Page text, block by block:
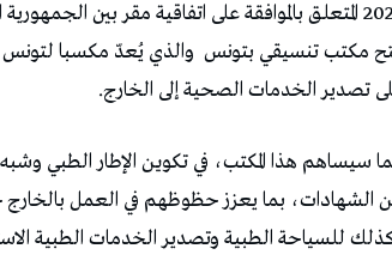
2025 المتعلق بالموافقة على اتفاقية مقر بين
مكتب تنسيقي بتونس والذي يُعدّ مكسبا لتونس
تصدير الخدمات الصحية إلى الخارج.
سيساهم هذا المكتب، في تكوين الإطار الطبي
الشهادات، بما يعزز حظوظهم في العمل
للسياحة الطبية وتصدير الخدمات الطبية